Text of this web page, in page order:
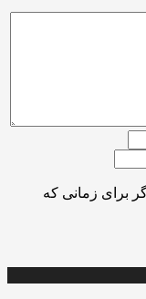
برای زمانی که